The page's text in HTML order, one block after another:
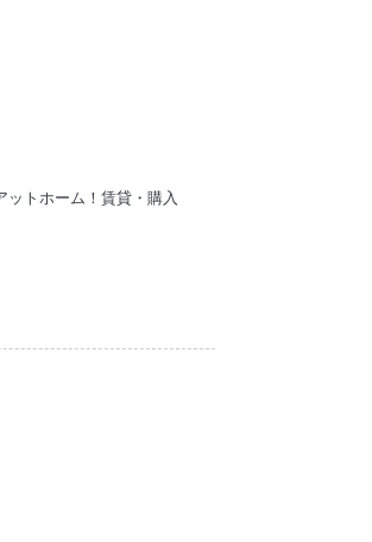
ットホーム！賃貸・購入